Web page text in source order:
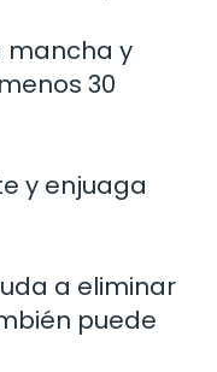
mancha y
30
y enjuaga
a eliminar
puede